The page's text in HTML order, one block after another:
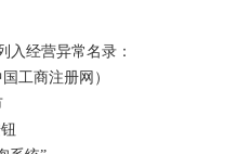
异常名录4种不同原因申请移出异常
局申请移出经营异常名录，工商行
载状态。
或者经营场所变更登记，或者提出
状态的，携创网工商行政管理部门
入经营异常名录：
工商注册网）